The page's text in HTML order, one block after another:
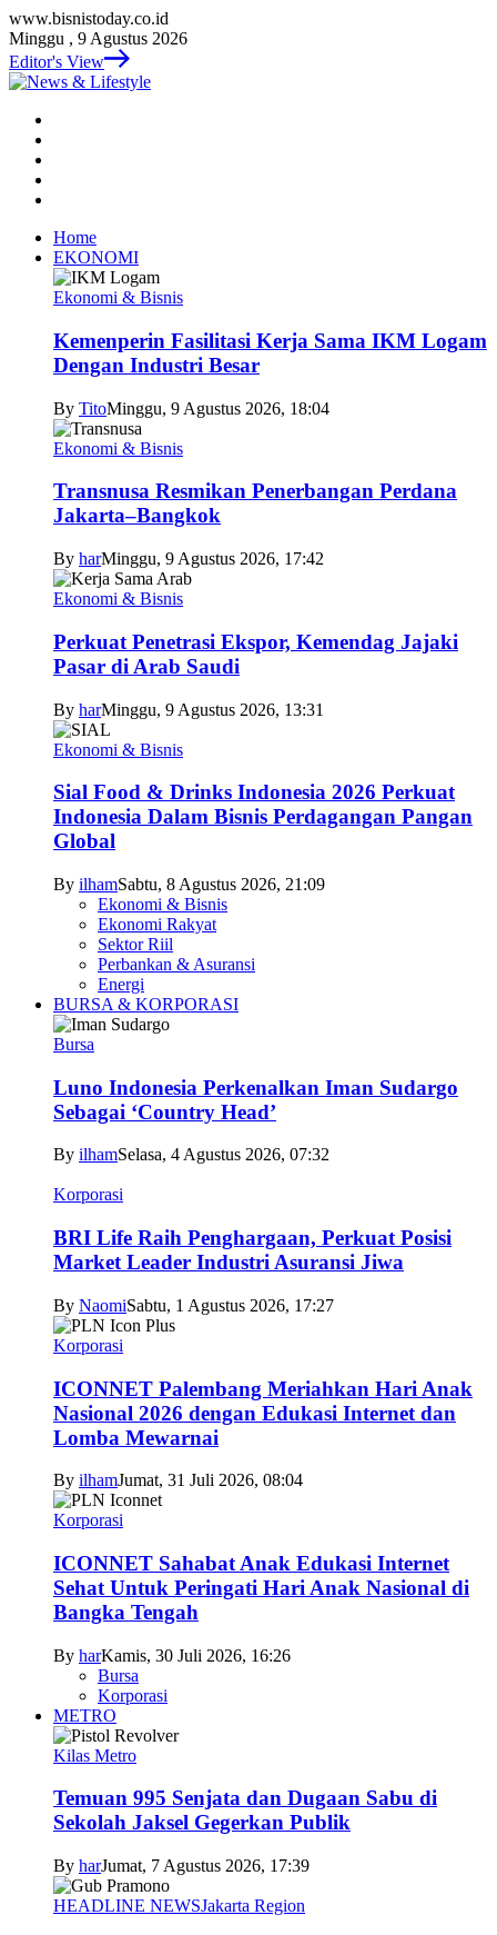
www.bisnistoday.co.id
Minggu , 9 Agustus 2026
Editor's View
Home
EKONOMI
Ekonomi & Bisnis
Kemenperin Fasilitasi Kerja Sama IKM Logam
Dengan Industri Besar
By TitoMinggu, 9 Agustus 2026, 18:04
Ekonomi & Bisnis
Transnusa Resmikan Penerbangan Perdana
Jakarta–Bangkok
By harMinggu, 9 Agustus 2026, 17:42
Ekonomi & Bisnis
Perkuat Penetrasi Ekspor, Kemendag Jajaki
Pasar di Arab Saudi
By harMinggu, 9 Agustus 2026, 13:31
Ekonomi & Bisnis
Sial Food & Drinks Indonesia 2026 Perkuat
Indonesia Dalam Bisnis Perdagangan Pangan
Global
By ilhamSabtu, 8 Agustus 2026, 21:09
Ekonomi & Bisnis
Ekonomi Rakyat
Sektor Riil
Perbankan & Asuransi
Energi
BURSA & KORPORASI
Bursa
Luno Indonesia Perkenalkan Iman Sudargo
Sebagai ‘Country Head’
By ilhamSelasa, 4 Agustus 2026, 07:32
Korporasi
BRI Life Raih Penghargaan, Perkuat Posisi
Market Leader Industri Asuransi Jiwa
By NaomiSabtu, 1 Agustus 2026, 17:27
Korporasi
ICONNET Palembang Meriahkan Hari Anak
Nasional 2026 dengan Edukasi Internet dan
Lomba Mewarnai
By ilhamJumat, 31 Juli 2026, 08:04
Korporasi
ICONNET Sahabat Anak Edukasi Internet
Sehat Untuk Peringati Hari Anak Nasional di
Bangka Tengah
By harKamis, 30 Juli 2026, 16:26
Bursa
Korporasi
METRO
Kilas Metro
Temuan 995 Senjata dan Dugaan Sabu di
Sekolah Jaksel Gegerkan Publik
By harJumat, 7 Agustus 2026, 17:39
HEADLINE NEWSJakarta Region